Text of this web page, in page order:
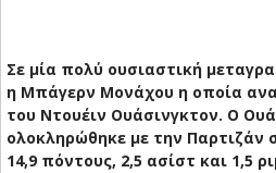
Σε μία πολύ ουσιαστική
η Μπάγερν Μονάχου η οποία
του Ντουέιν Ουάσινγκτον. Ο
ολοκληρώθηκε με την Παρτιζάν
14,9 πόντους, 2,5 ασίστ και 1,5